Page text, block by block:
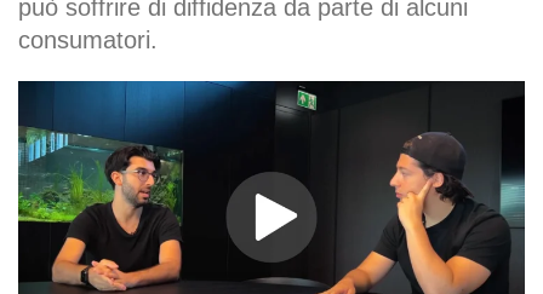
può soffrire di diffidenza da parte di alcuni
consumatori.